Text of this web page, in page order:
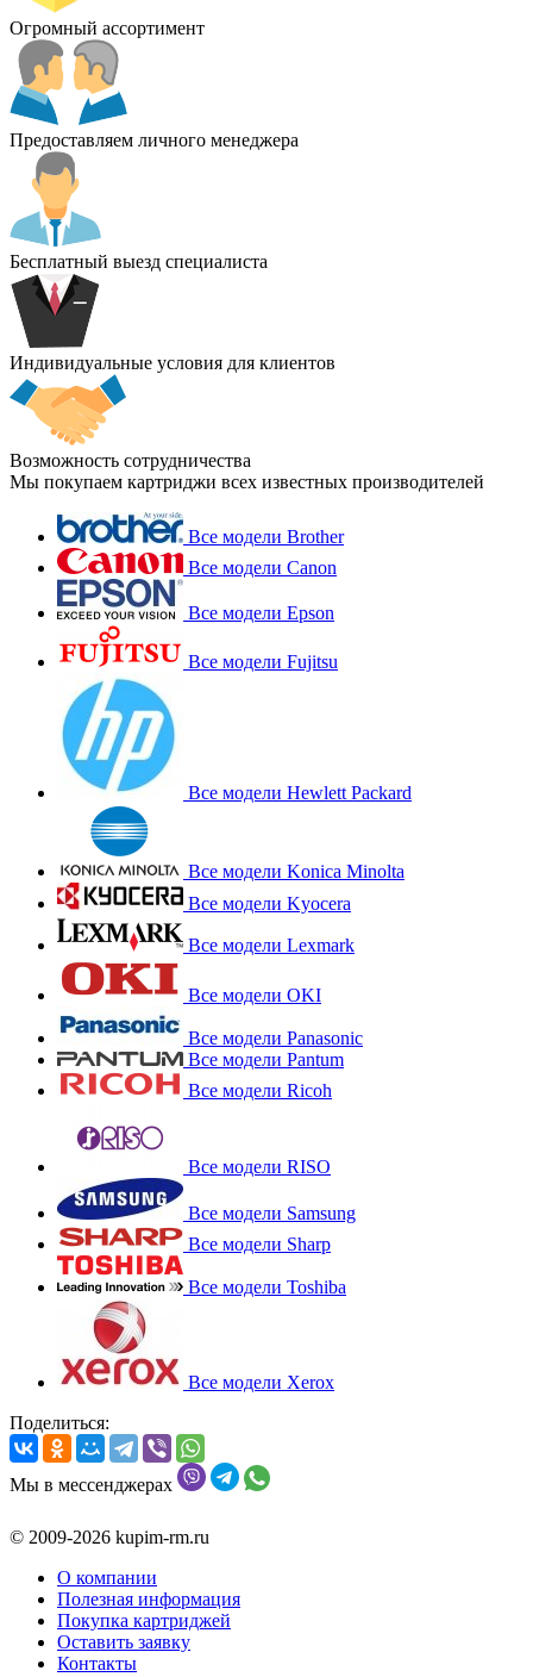
Огромный ассортимент
Предоставляем личного менеджера
Бесплатный выезд специалиста
Индивидуальные условия для клиентов
Возможность сотрудничества
Мы покупаем картриджи всех известных производителей
Все модели Brother
Все модели Canon
Все модели Epson
Все модели Fujitsu
Все модели Hewlett Packard
Все модели Konica Minolta
Все модели Kyocera
Все модели Lexmark
Все модели OKI
Все модели Panasonic
Все модели Pantum
Все модели Ricoh
Все модели RISO
Все модели Samsung
Все модели Sharp
Все модели Toshiba
Все модели Xerox
Поделиться:
Мы в мессенджерах
© 2009-2026 kupim-rm.ru
О компании
Полезная информация
Покупка картриджей
Оставить заявку
Контакты